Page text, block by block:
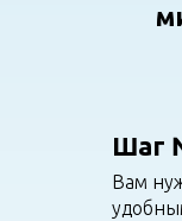
Шаг
Вам